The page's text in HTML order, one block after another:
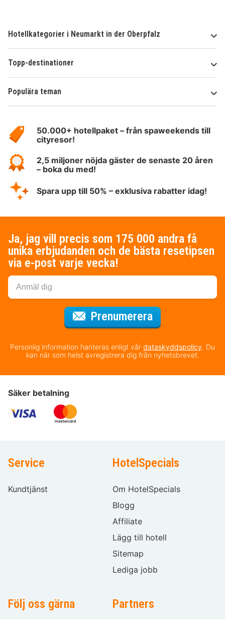
Hotellkategorier i Neumarkt in der Oberpfalz
Topp-destinationer
Populära teman
HotelSpecials50.000+ hotellpaket – från spaweekends till
cityresor!
2,5 miljoner nöjda gäster de senaste 20 åren
– boka du med!
Spara upp till 50% – exklusiva rabatter idag!
Ja, jag vill precis som 175 000 andra få
unika erbjudanden och de bästa resetipsen
via e-post varje vecka!
Prenumerera
Personlig information hanteras enligt vår dataskyddspolicy. Du
kan när som helst avregistrera dig från nyhetsbrevet.
Säker betalning
Service
Kundtjänst
HotelSpecials
Om HotelSpecials
Blogg
Affiliate
Lägg till hotell
Sitemap
Lediga jobb
Följ oss gärna Partners